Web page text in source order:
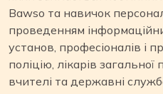
Bawso та навичок
проведенням
установ, професіоналів і
поліцію, лікарів
вчителі та державні